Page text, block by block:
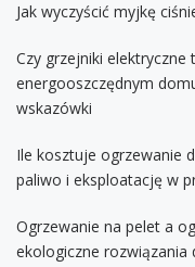
Jak wyczyścić myjkę
Czy grzejniki
energooszczędnym
wskazówki
Ile kosztuje ogrzewanie
paliwo i eksploatację w
Ogrzewanie na pelet a
ekologiczne rozwiązania